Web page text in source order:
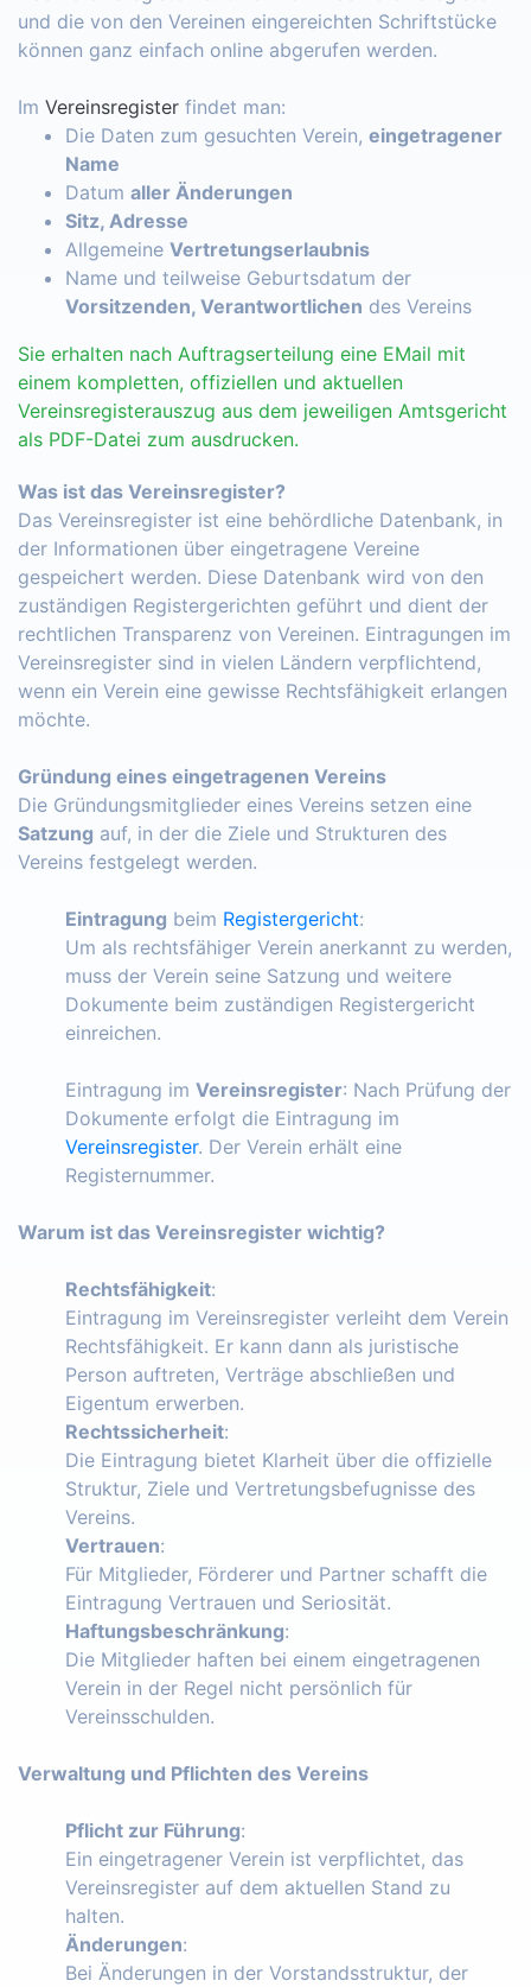
und die von den Vereinen eingereichten Schriftstücke
können ganz einfach online abgerufen werden.
Im Vereinsregister findet man:
Die Daten zum gesuchten Verein, eingetragener
Name
Datum aller Änderungen
Sitz, Adresse
Allgemeine Vertretungserlaubnis
Name und teilweise Geburtsdatum der
Vorsitzenden, Verantwortlichen des Vereins
Sie erhalten nach Auftragserteilung eine EMail mit
einem kompletten, offiziellen und aktuellen
Vereinsregisterauszug aus dem jeweiligen Amtsgericht
als PDF-Datei zum ausdrucken.
Was ist das Vereinsregister?
Das Vereinsregister ist eine behördliche Datenbank, in
der Informationen über eingetragene Vereine
gespeichert werden. Diese Datenbank wird von den
zuständigen Registergerichten geführt und dient der
rechtlichen Transparenz von Vereinen. Eintragungen im
Vereinsregister sind in vielen Ländern verpflichtend,
wenn ein Verein eine gewisse Rechtsfähigkeit erlangen
möchte.
Gründung eines eingetragenen Vereins
Die Gründungsmitglieder eines Vereins setzen eine
Satzung auf, in der die Ziele und Strukturen des
Vereins festgelegt werden.
Eintragung beim Registergericht:
Um als rechtsfähiger Verein anerkannt zu werden,
muss der Verein seine Satzung und weitere
Dokumente beim zuständigen Registergericht
einreichen.
Eintragung im Vereinsregister: Nach Prüfung der
Dokumente erfolgt die Eintragung im
Vereinsregister. Der Verein erhält eine
Registernummer.
Warum ist das Vereinsregister wichtig?
Rechtsfähigkeit:
Eintragung im Vereinsregister verleiht dem Verein
Rechtsfähigkeit. Er kann dann als juristische
Person auftreten, Verträge abschließen und
Eigentum erwerben.
Rechtssicherheit:
Die Eintragung bietet Klarheit über die offizielle
Struktur, Ziele und Vertretungsbefugnisse des
Vereins.
Vertrauen:
Für Mitglieder, Förderer und Partner schafft die
Eintragung Vertrauen und Seriosität.
Haftungsbeschränkung:
Die Mitglieder haften bei einem eingetragenen
Verein in der Regel nicht persönlich für
Vereinsschulden.
Verwaltung und Pflichten des Vereins
Pflicht zur Führung:
Ein eingetragener Verein ist verpflichtet, das
Vereinsregister auf dem aktuellen Stand zu
halten.
Änderungen:
Bei Änderungen in der Vorstandsstruktur, der